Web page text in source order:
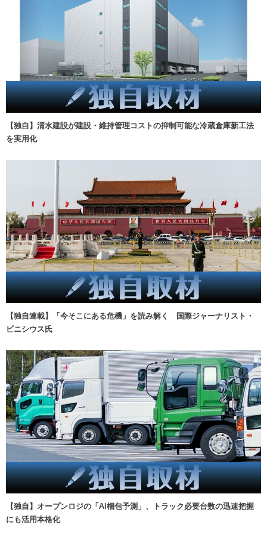
【独自】清水建設が建設・維持管理コストの抑制可能な冷蔵倉庫新工法
を実用化
【独自連載】「今そこにある危機」を読み解く 国際ジャーナリスト・
ビニシウス氏
【独自】オープンロジの「AI梱包予測」、トラック必要台数の迅速把握
にも活用本格化